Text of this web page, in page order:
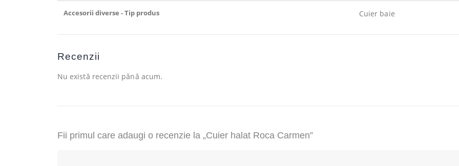
Accesorii diverse - Tip produs Cuier baie
Recenzii
Nu există recenzii până acum.
Fii primul care adaugi o recenzie la „Cuier halat Roca Carmen”